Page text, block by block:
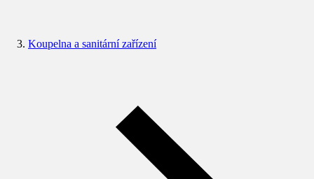
Koupelna a sanitární zařízení